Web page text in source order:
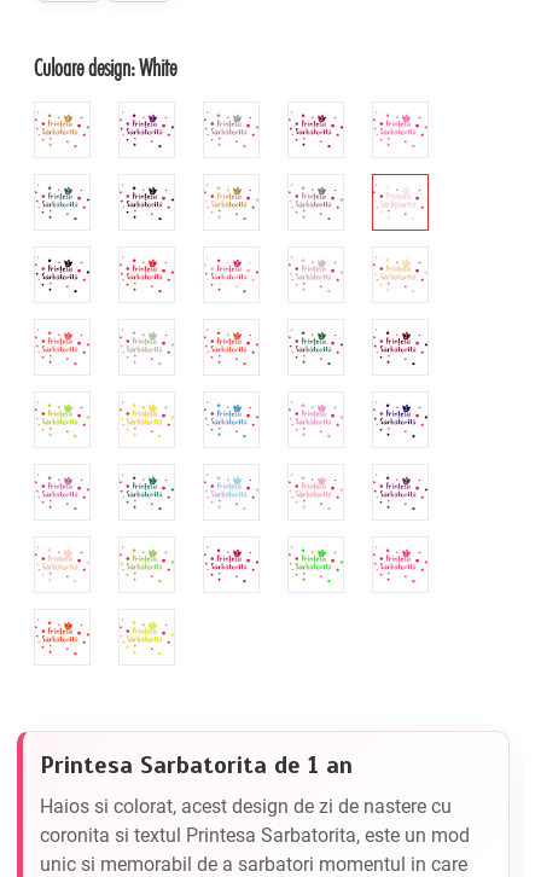
Culoare design:White
Printesa Sarbatorita de 1 an
Haios si colorat, acest design de zi de nastere cu
coronita si textul Printesa Sarbatorita, este un mod
unic si memorabil de a sarbatori momentul in care